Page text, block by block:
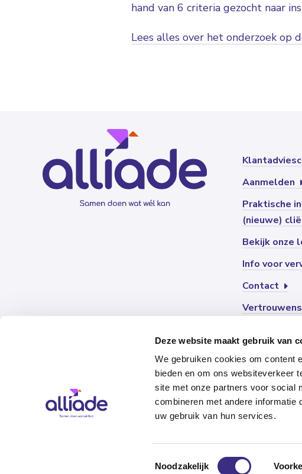
Deze website maakt gebruik van
We gebruiken cookies om content
bieden en om ons websiteverkeer
site met onze partners voor social
combineren met andere informatie
uw gebruik van hun services.
Toestemmingsselectie
Noodzakelijk
hand van 6 criteria gezocht naar
Lees alles over het onderzoek op
Aanmelden
Praktische
(nieuwe)
Bekijk onze
Info voor
Contact